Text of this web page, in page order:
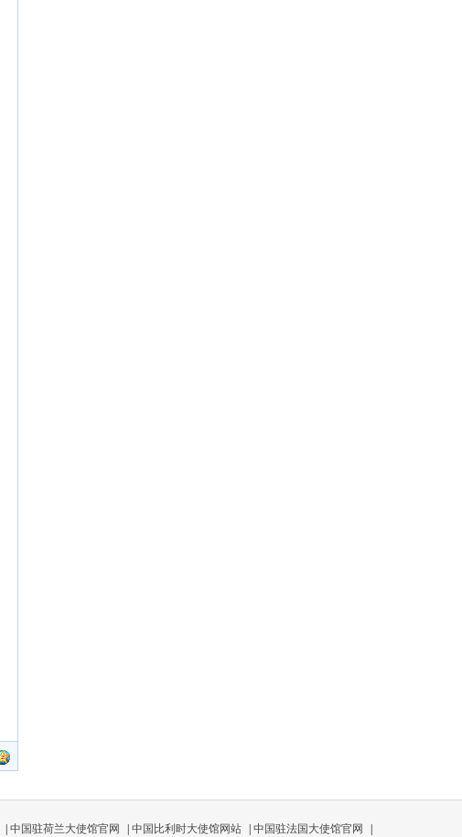
中国驻荷兰大使馆官网 中国比利时大使馆网站 中国驻法国大使馆官网